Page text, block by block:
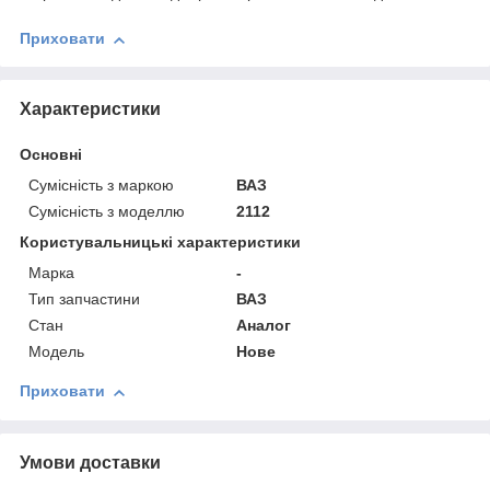
Приховати
Характеристики
Основні
Сумісність з маркою
ВАЗ
Сумісність з моделлю
2112
Користувальницькі характеристики
Марка
-
Тип запчастини
ВАЗ
Стан
Аналог
Модель
Нове
Приховати
Умови доставки